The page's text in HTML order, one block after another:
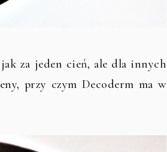
za jeden cień, ale dla innych
przy czym Decoderm ma w